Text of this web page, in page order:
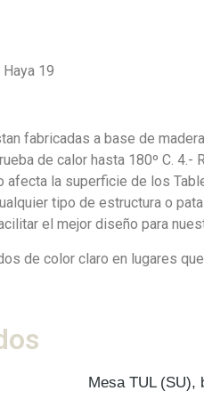
19
fabricadas a base de
de calor hasta 180º C.
la superficie de los
tipo de estructura o
el mejor diseño para
de color claro en lugares
Mesa TUL (SU),